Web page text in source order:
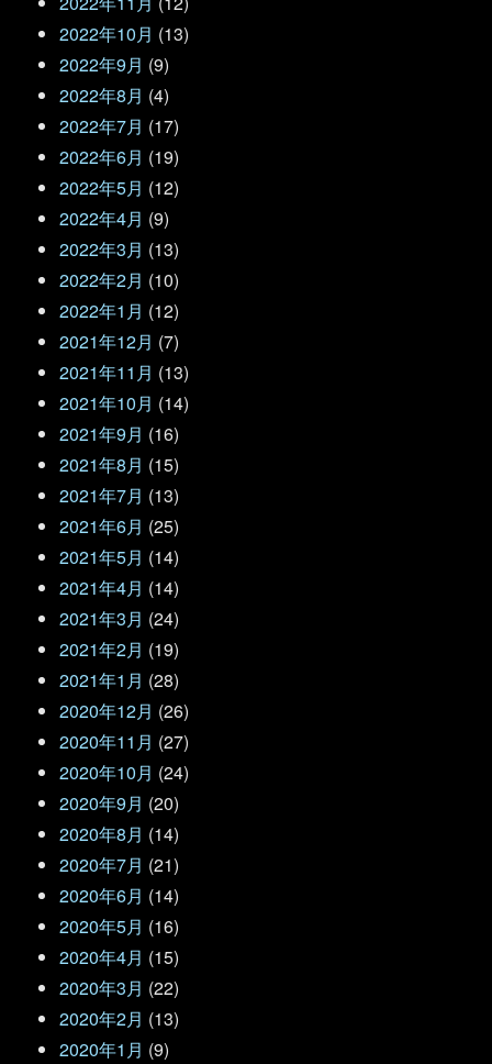
2022年10月 (13)
2022年9月 (9)
2022年8月 (4)
2022年7月 (17)
2022年6月 (19)
2022年5月 (12)
2022年4月 (9)
2022年3月 (13)
2022年2月 (10)
2022年1月 (12)
2021年12月 (7)
2021年11月 (13)
2021年10月 (14)
2021年9月 (16)
2021年8月 (15)
2021年7月 (13)
2021年6月 (25)
2021年5月 (14)
2021年4月 (14)
2021年3月 (24)
2021年2月 (19)
2021年1月 (28)
2020年12月 (26)
2020年11月 (27)
2020年10月 (24)
2020年9月 (20)
2020年8月 (14)
2020年7月 (21)
2020年6月 (14)
2020年5月 (16)
2020年4月 (15)
2020年3月 (22)
2020年2月 (13)
2020年1月 (9)